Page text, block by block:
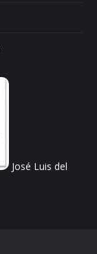
José Luis del